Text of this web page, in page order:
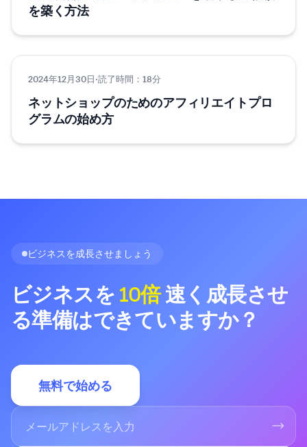
を築く方法
マーケティング
2024年12月30日·読了時間：18分
ネットショップのためのアフィリエイトプロ
グラムの始め方
ビジネスを成長させましょう
ビジネスを 10倍速く成長させ
る準備はできていますか？
無料で始める